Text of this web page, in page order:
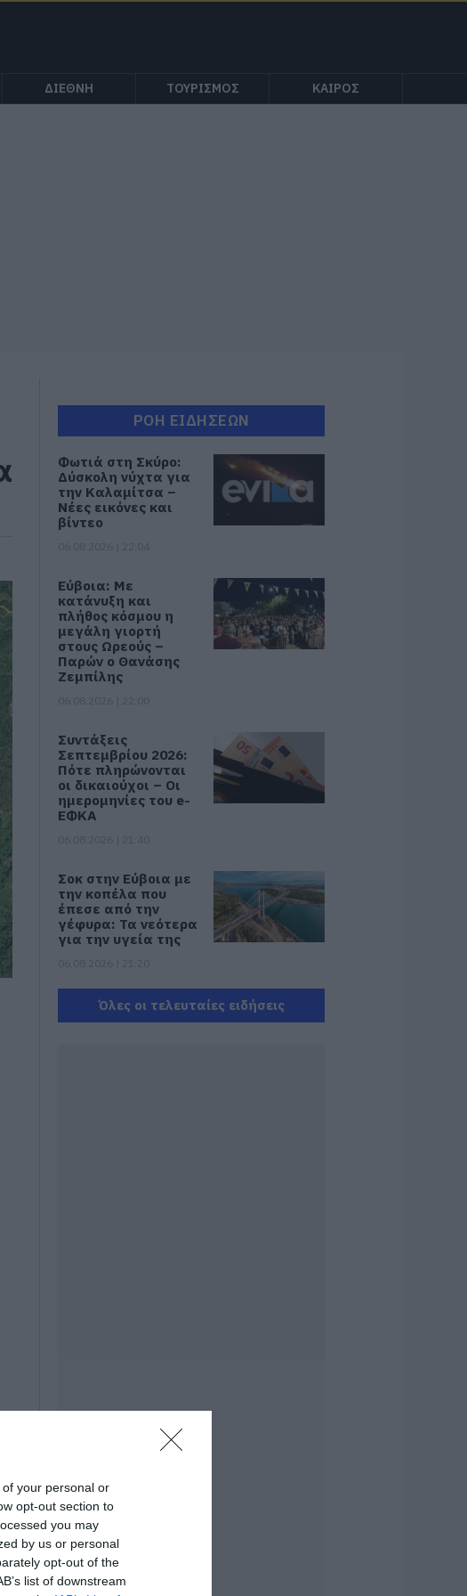
your personal or
opt-out section to
you may
by us or personal
opt-out of the
list of downstream
ΔΙΕΘΝΗ ΤΟΥΡΙΣΜΟΣ ΚΑΙΡΟΣ
ΡΟΗ ΕΙΔΗΣΕΩΝ
Φωτιά στη Σκύρο:
Δύσκολη νύχτα για
την Καλαμίτσα –
Νέες εικόνες και
βίντεο
Εύβοια: Με
κατάνυξη και
πλήθος κόσμου η
μεγάλη γιορτή
στους Ωρεούς –
Παρών ο Θανάσης
Ζεμπίλης
Συντάξεις
Σεπτεμβρίου 2026:
Πότε πληρώνονται
οι δικαιούχοι – Οι
ημερομηνίες του e-
ΕΦΚΑ
Σοκ στην Εύβοια με
την κοπέλα που
έπεσε από την
γέφυρα: Τα νεότερα
για την υγεία της
Νεότερα για τη
Φωτιά στη Σκύρο:
θα κάνετε το τέλειο
Θρήνος στην Εύβοια:
Έφυγε από τη ζωή ο
37χρονος που είχε
τροχαίο με
αγριογούρουνο
Όλες οι τελευταίες ειδήσεις